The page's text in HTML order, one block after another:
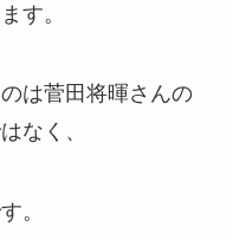
す。
は菅田将暉さんの
なく、
。